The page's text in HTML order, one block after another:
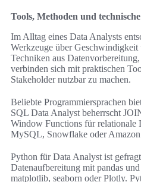
Tools, Methoden und
Im Alltag eines Data Analysts
Werkzeuge über
Techniken aus
verbinden sich mit praktischen
Stakeholder nutzbar zu machen.
Beliebte Programmiersprachen
SQL Data Analyst beherrscht
Window Functions für relationale
MySQL, Snowflake oder
Python für Data Analyst ist
Datenaufbereitung mit pandas
matplotlib, seaborn oder Plotly.